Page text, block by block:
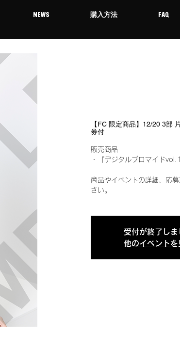
NEWS 購入方法 FAQ
【FC 限定商品】12/20 3部
券付
販売商品
・『デジタルブロマイド
商品やイベントの詳細、応
さい。
受付が終了しま
他のイベントを